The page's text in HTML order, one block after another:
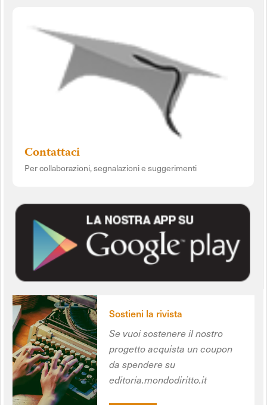
Contattaci
Per collaborazioni, segnalazioni e suggerimenti
Sostieni la rivista
Se vuoi sostenere il nostro
progetto acquista un coupon
da spendere su
editoria.mondodiritto.it